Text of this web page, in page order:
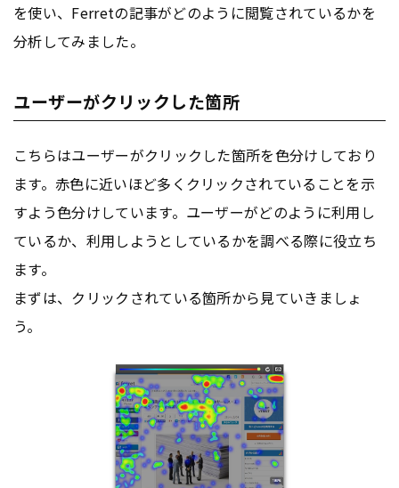
を使い、Ferretの記事がどのように閲覧されているかを
分析してみました。
ユーザーがクリックした箇所
こちらはユーザーがクリックした箇所を色分けしており
ます。赤色に近いほど多くクリックされていることを示
すよう色分けしています。ユーザーがどのように利用し
ているか、利用しようとしているかを調べる際に役立ち
ます。
まずは、クリックされている箇所から見ていきましょ
う。